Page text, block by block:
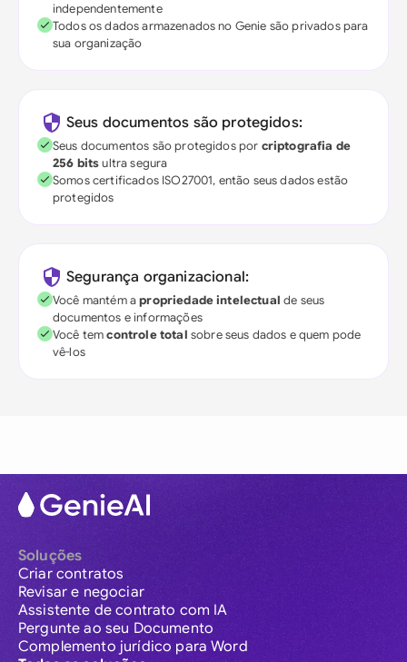
independentemente
Todos os dados armazenados no Genie são privados para
sua organização
Seus documentos são protegidos:
Seus documentos são protegidos por criptografia de
256 bitsultra segura
Somos certificados ISO27001, então seus dados estão
protegidos
Segurança organizacional:
Você mantém apropriedade intelectual de seus
documentos e informações
Você temcontrole total sobre seus dados e quem pode
vê-los
Soluções
Criar contratos
Revisar e negociar
Assistente de contrato com IA
Pergunte ao seu Documento
Complemento jurídico para Word